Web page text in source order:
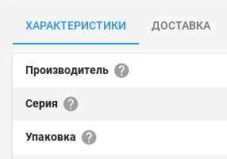
ХАРАКТЕРИСТИКИ ДОСТАВКА
Производитель
Серия
Упаковка